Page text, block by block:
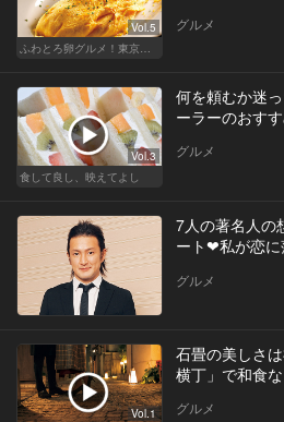
Vol.5
ふわとろ卵グルメ！東京で外せない人気店
グルメ
Vol.3
食して良し、映えてよし
何を頼むか迷
ーラーのおす
グルメ
7人の著名人の
ート❤私が恋に
グルメ
Vol.1
石畳の美しさ
横丁」で和食
グルメ